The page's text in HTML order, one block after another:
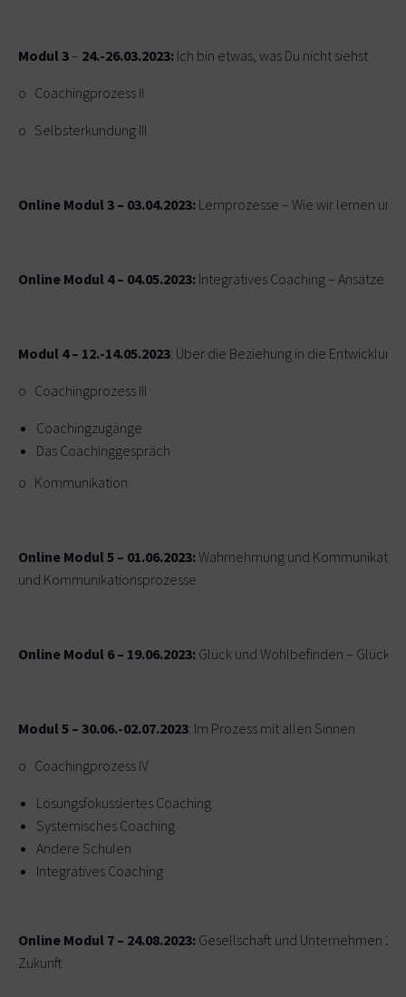
Modul 3 – 24.-26.03.2023: Ich bin etwas, was Du nicht siehst
o Coachingprozess II
o Selbsterkundung III
Online Modul 3 – 03.04.2023: Lernprozesse – Wie wir lernen
Online Modul 4 – 04.05.2023: Integratives Coaching – Ansätze
Modul 4 – 12.-14.05.2023: Über die Beziehung in die Entwicklung
o Coachingprozess III
Coachingzugänge
Das Coachinggespräch
o Kommunikation
Online Modul 5 – 01.06.2023:Wahrnehmung und
und Kommunikationsprozesse
Online Modul 6 – 19.06.2023: Glück und Wohlbefinden –
Modul 5 – 30.06.-02.07.2023: Im Prozess mit allen Sinnen
o Coachingprozess IV
Lösungsfokussiertes Coaching
Systemisches Coaching
Andere Schulen
Integratives Coaching
Online Modul 7 – 24.08.2023: Gesellschaft und Unternehmen 2.0
Zukunft